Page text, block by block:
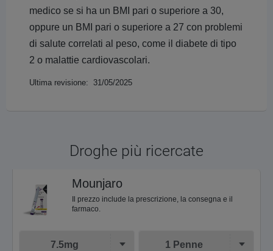
medico se si ha un BMI pari o superiore a 30,
oppure un BMI pari o superiore a 27 con problemi
di salute correlati al peso, come il diabete di tipo
2 o malattie cardiovascolari.
Ultima revisione: 31/05/2025
Droghe più ricercate
Mounjaro
Il prezzo include la prescrizione, la consegna e il
farmaco.
7.5mg 1 Penne